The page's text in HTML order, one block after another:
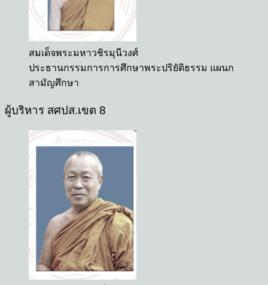
สมเด็จพระมหาวชิรมุนีวงศ์
ประธานกรรมการการศึกษาพระปริยัติธรรม แผนก
สามัญศึกษา
ผู้บริหาร สศปส.เขต 8